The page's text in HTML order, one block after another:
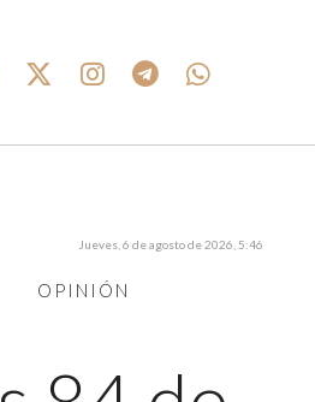
OPINIÓN
Jueves, 6 de agosto de 2026, 5:46